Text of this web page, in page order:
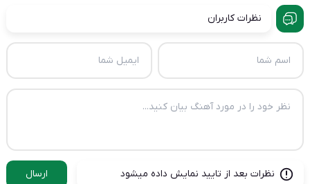
نظرات کاربران
نظرات بعد از تایید نمایش داده میشود ارسال